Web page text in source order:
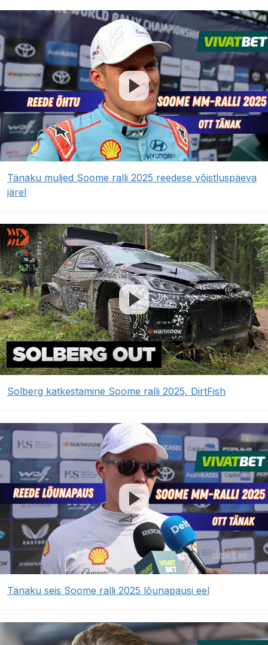
Tänaku muljed Soome ralli 2025 reedese võistluspäeva
järel
Solberg katkestamine Soome ralli 2025, DirtFish
Tänaku seis Soome ralli 2025 lõunapausi eel